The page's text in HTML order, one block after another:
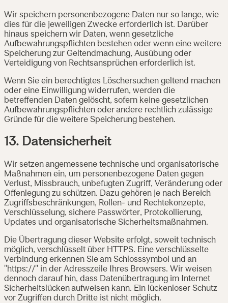
Wir speichern personenbezogene Daten nur so lange, wie
dies für die jeweiligen Zwecke erforderlich ist. Darüber
hinaus speichern wir Daten, wenn gesetzliche
Aufbewahrungspflichten bestehen oder wenn eine weitere
Speicherung zur Geltendmachung, Ausübung oder
Verteidigung von Rechtsansprüchen erforderlich ist.
Wenn Sie ein berechtigtes Löschersuchen geltend machen
oder eine Einwilligung widerrufen, werden die
betreffenden Daten gelöscht, sofern keine gesetzlichen
Aufbewahrungspflichten oder andere rechtlich zulässige
Gründe für die weitere Speicherung bestehen.
13. Datensicherheit
Wir setzen angemessene technische und organisatorische
Maßnahmen ein, um personenbezogene Daten gegen
Verlust, Missbrauch, unbefugten Zugriff, Veränderung oder
Offenlegung zu schützen. Dazu gehören je nach Bereich
Zugriffsbeschränkungen, Rollen- und Rechtekonzepte,
Verschlüsselung, sichere Passwörter, Protokollierung,
Updates und organisatorische Sicherheitsmaßnahmen.
Die Übertragung dieser Website erfolgt, soweit technisch
möglich, verschlüsselt über HTTPS. Eine verschlüsselte
Verbindung erkennen Sie am Schlosssymbol und an
"https://" in der Adresszeile Ihres Browsers. Wir weisen
dennoch darauf hin, dass Datenübertragung im Internet
Sicherheitslücken aufweisen kann. Ein lückenloser Schutz
vor Zugriffen durch Dritte ist nicht möglich.